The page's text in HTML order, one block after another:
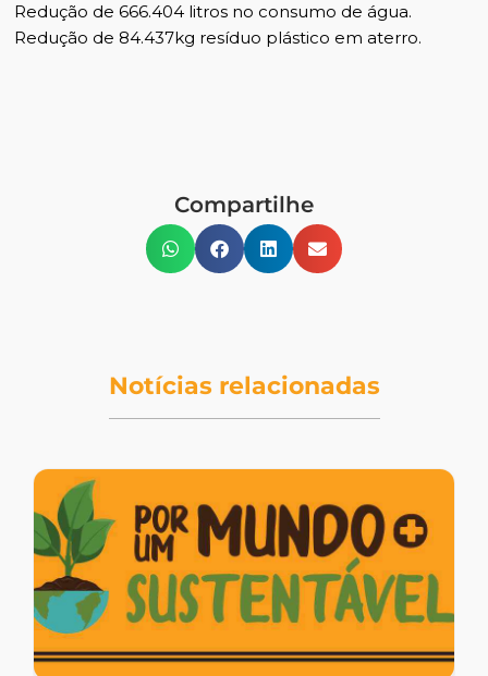
Redução de 666.404 litros no consumo de água.
Redução de 84.437kg resíduo plástico em aterro.
Compartilhe
Notícias relacionadas